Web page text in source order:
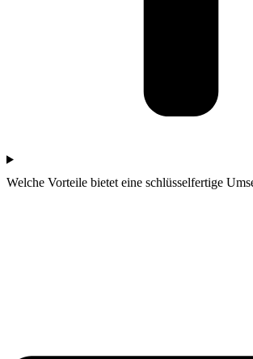
Welche Vorteile bietet eine schlüsselfertige